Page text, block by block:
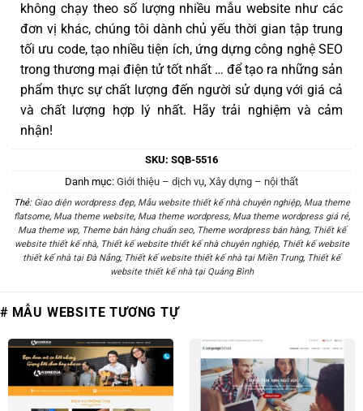
không chạy theo số lượng nhiều mẫu website như các
đơn vị khác, chúng tôi dành chủ yếu thời gian tập trung
tối ưu code, tạo nhiều tiện ích, ứng dựng công nghệ SEO
trong thương mại điện tử tốt nhất … để tạo ra những sản
phẩm thực sự chất lượng đến người sử dụng với giá cả
và chất lượng hợp lý nhất. Hãy trải nghiệm và cảm
nhận!
SKU: SQB-5516
Danh mục: Giới thiệu – dịch vụ, Xây dựng – nội thất
Thẻ: Giao diện wordpress đẹp, Mẫu website thiết kế nhà chuyên nghiệp, Mua theme
flatsome, Mua theme website, Mua theme wordpress, Mua theme wordpress giá rẻ,
Mua theme wp, Theme bán hàng chuẩn seo, Theme wordpress bán hàng, Thiết kế
website thiết kế nhà, Thiết kế website thiết kế nhà chuyên nghiệp, Thiết kế website
thiết kế nhà tại Đà Nẵng, Thiết kế website thiết kế nhà tại Miền Trung, Thiết kế
website thiết kế nhà tại Quảng Bình
# MẪU WEBSITE TƯƠNG TỰ